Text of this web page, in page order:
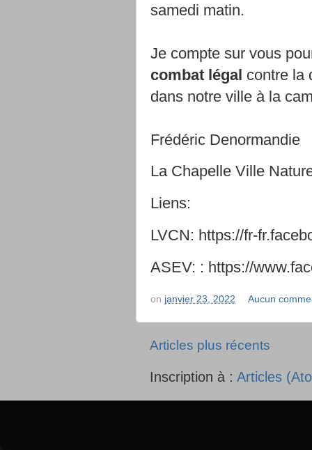
samedi matin.
Je compte sur vous
combat légal contre la
dans notre ville à la
Frédéric Denormandie
La Chapelle Ville
Liens:
LVCN: https://fr-
ASEV: : https://
on janvier 23, 2022 Aucun
Articles plus récents
Inscription à : Articles